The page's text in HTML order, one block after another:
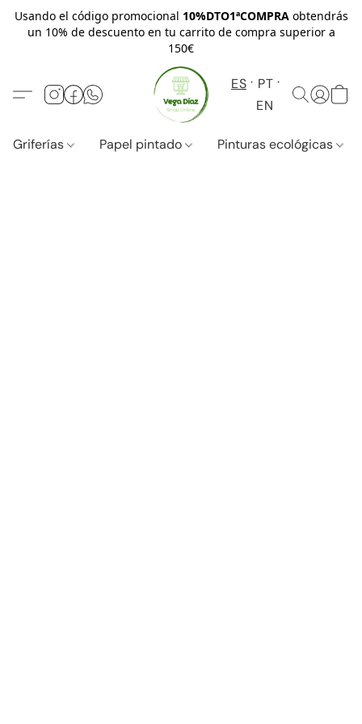
Usando el código promocional 10%DTO1ªCOMPRAobtendrás
un 10% de descuento en tu carrito de compra superior a
150€
ES
PT
EN
Griferías Papel pintado Pinturas ecológicas